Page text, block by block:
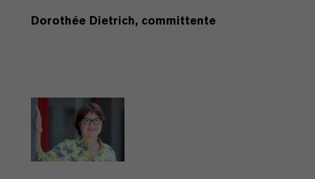
Dorothée Dietrich, committente